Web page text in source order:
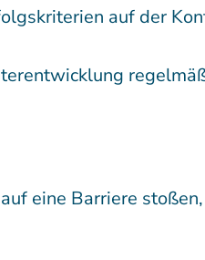
auf der
eine Barriere